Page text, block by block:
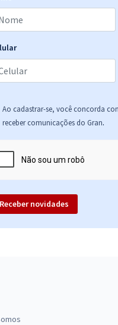
Ao cadastrar-se, você concorda
receber comunicações do Gran.
Receber novidades